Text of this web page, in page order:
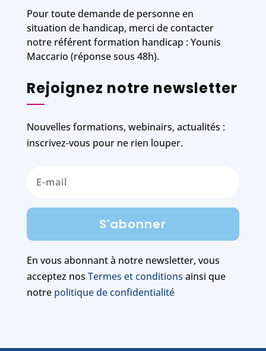
Pour toute demande de personne en
situation de handicap, merci de contacter
notre référent formation handicap : Younis
Maccario (réponse sous 48h).
Rejoignez notre newsletter
Nouvelles formations, webinairs, actualités :
inscrivez-vous pour ne rien louper.
S'abonner
En vous abonnant à notre newsletter, vous
acceptez nos Termes et conditions ainsi que
notre politique de confidentialité